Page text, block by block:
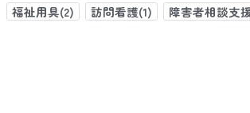
福祉用具(2)
訪問看護(1) 障害者相談支